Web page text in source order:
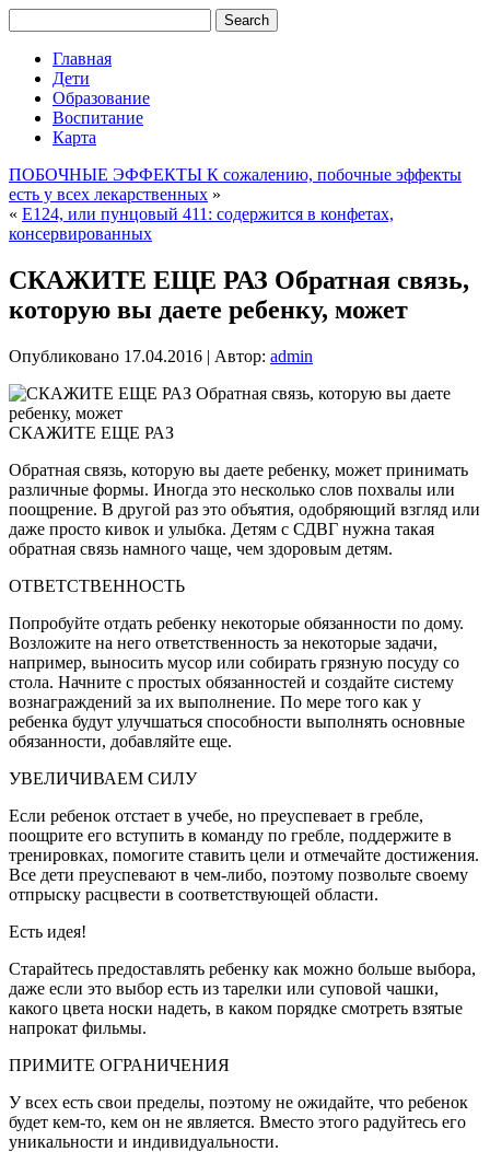
Главная
Дети
Образование
Воспитание
Карта
ПОБОЧНЫЕ ЭФФЕКТЫ К сожалению, побочные эффекты
есть у всех лекарственных »
« Е124, или пунцовый 411: содержится в конфетах,
консервированных
СКАЖИТЕ ЕЩЕ РАЗ Обратная связь,
которую вы даете ребенку, может
Опубликовано 17.04.2016 | Автор: admin
СКАЖИТЕ ЕЩЕ РАЗ
Обратная связь, которую вы даете ребенку, может принимать
различные формы. Иногда это несколько слов похвалы или
поощрение. В другой раз это объятия, одобряющий взгляд или
даже просто кивок и улыбка. Детям с СДВГ нужна такая
обратная связь намного чаще, чем здоровым детям.
ОТВЕТСТВЕННОСТЬ
Попробуйте отдать ребенку некоторые обязанности по дому.
Возложите на него ответственность за некоторые задачи,
например, выносить мусор или собирать грязную посуду со
стола. Начните с простых обязанностей и создайте систему
вознаграждений за их выполнение. По мере того как у
ребенка будут улучшаться способности выполнять основные
обязанности, добавляйте еще.
УВЕЛИЧИВАЕМ СИЛУ
Если ребенок отстает в учебе, но преуспевает в гребле,
поощрите его вступить в команду по гребле, поддержите в
тренировках, помогите ставить цели и отмечайте достижения.
Все дети преуспевают в чем-либо, поэтому позвольте своему
отпрыску расцвести в соответствующей области.
Есть идея!
Старайтесь предоставлять ребенку как можно больше выбора,
даже если это выбор есть из тарелки или суповой чашки,
какого цвета носки надеть, в каком порядке смотреть взятые
напрокат фильмы.
ПРИМИТЕ ОГРАНИЧЕНИЯ
У всех есть свои пределы, поэтому не ожидайте, что ребенок
будет кем-то, кем он не является. Вместо этого радуйтесь его
уникальности и индивидуальности.